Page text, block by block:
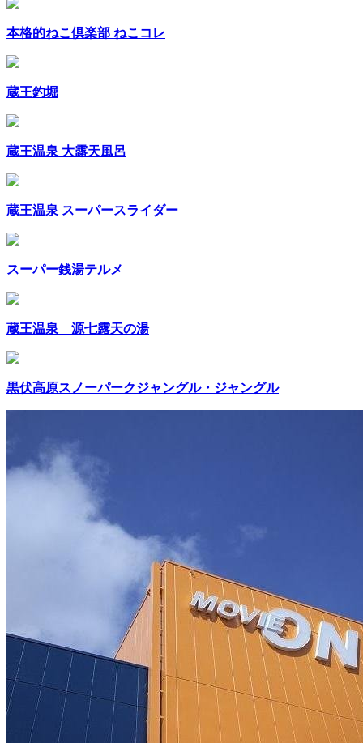
本格的ねこ倶楽部 ねこコレ
蔵王釣堀
蔵王温泉 大露天風呂
蔵王温泉 スーパースライダー
スーパー銭湯テルメ
蔵王温泉 源七露天の湯
黒伏高原スノーパークジャングル・ジャングル